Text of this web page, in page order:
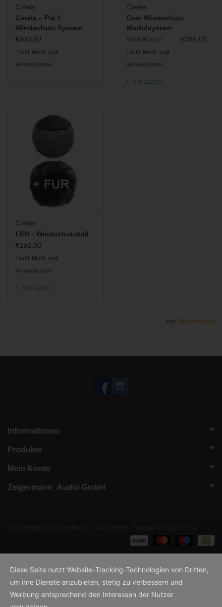
Cinela
Cinela – Pia 1
Windschutz System
€800,00
* exkl. MwSt. zzgl.
Versandkosten
Cinela
Cosi Windschutz
Modulsystem
€450,00 UVP €399,00
* exkl. MwSt. zzgl.
Versandkosten
auf Lager
Cinela
LEO - Windschutzball
€192,00
* exkl. MwSt. zzgl.
Versandkosten
auf Lager
zzgl. Versandkosten
Informationen
Produkte
Mein Konto
Zeigermann_Audio GmbH
Diese Seite nutzt Website-Tracking-Technologien von Dritten,
um ihre Dienste anzubieten, stetig zu verbessern und
Werbung entsprechend den Interessen der Nutzer